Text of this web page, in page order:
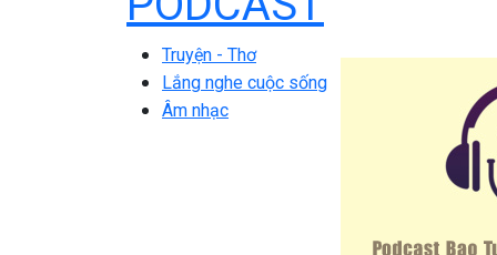
Truyện - Thơ
Lắng nghe cuộc sống
Âm nhạc